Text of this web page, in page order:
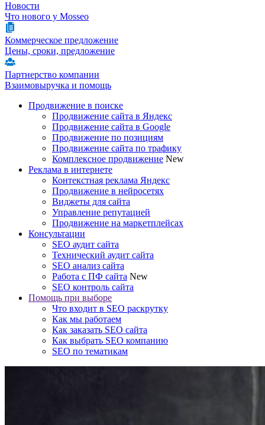
Новости
Что нового у Mosseo
Коммерческое предложение
Цены, сроки, предложение
Партнерство компании
Взаимовыручка и помощь
Продвижение в поиске
Продвижение сайта в Яндекс
Продвижение сайта в Google
Продвижение по позициям
Продвижение сайта по трафику
Комплексное продвижение New
Реклама в интернете
Контекстная реклама Яндекс
Продвижение в нейросетях
Виджеты для сайта
Управление репутацией
Продвижение на маркетплейсах
Консультации
SEO аудит сайта
Технический аудит сайта
SEO анализ сайта
Работа с ПФ сайта New
SEO контроль сайта
Помощь при выборе
Что входит в SEO раскрутку
Как мы работаем
Как заказать SEO сайта
Как выбрать SEO компанию
SEO по тематикам